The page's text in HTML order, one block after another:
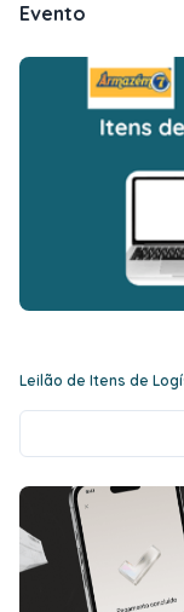
Evento
Leilão de Itens de